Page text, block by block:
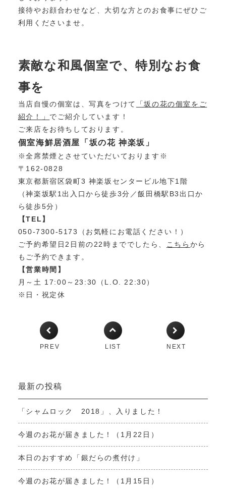
接待やお顔合わせなど、大切な方とのお食事にぜひご
利用くださいませ。
素敵な和風個室で、特別なお食
事を
当店自慢の個室は、写真をつけて
「坂の花の個室をご
紹介！」 でご紹介しています！
ご来店をお待ちしております。
個室海鮮居酒屋「坂の花 神楽坂」
※全席禁煙とさせていただいております※
〒162-0828
東京都新宿区袋町3 神楽坂センタービル地下1階
（神楽坂駅1出入口から徒歩3分／飯田橋駅B3出口か
ら徒歩5分）
【TEL】
050-7300-5173（お気軽にお電話ください！）
ご予約希望日2日前の22時まででしたら、
こちら から
もご予約できます。
【営業時間】
月～土 17:00～23:30（L.O. 22:30）
※日・祝定休
PREV LIST NEXT
最新の投稿
「シャムロック 2018」、入りました！
今週のお花が届きました！（1月22日）
本日のおすすめ「銀だらの煮付け」
今週のお花が届きました！（1月15日）